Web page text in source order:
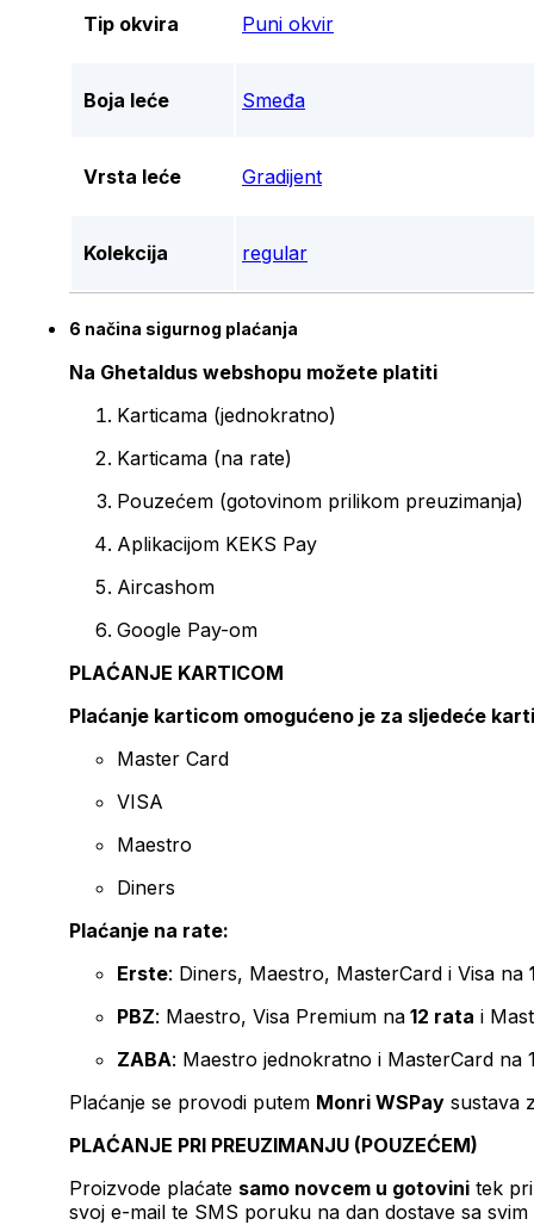
Tip okvira Puni okvir
Boja leće Smeđa
Vrsta leće Gradijent
Kolekcija regular
6 načina sigurnog plaćanja
Na Ghetaldus webshopu možete platiti
Karticama (jednokratno)
Karticama (na rate)
Pouzećem (gotovinom prilikom preuzimanja)
Aplikacijom KEKS Pay
Aircashom
Google Pay-om
PLAĆANJE KARTICOM
Plaćanje karticom omogućeno je za sljedeće
Master Card
VISA
Maestro
Diners
Plaćanje na rate:
Erste: Diners, Maestro, MasterCard i Visa na
PBZ: Maestro, Visa Premium na 12 rata i
ZABA: Maestro jednokratno i MasterCard na
Plaćanje se provodi putem Monri WSPay sustava
PLAĆANJE PRI PREUZIMANJU (POUZEĆEM)
Proizvode plaćate samo novcem u gotovini tek
svoj e-mail te SMS poruku na dan dostave sa svim